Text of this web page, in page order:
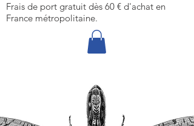
Frais de port gratuit dès 60 € d'achat en
France métropolitaine.